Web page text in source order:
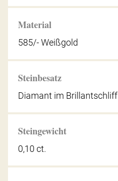
Material
585/- Weißgold
Steinbesatz
Diamant im Brillantschliff
Steingewicht
0,10 ct.